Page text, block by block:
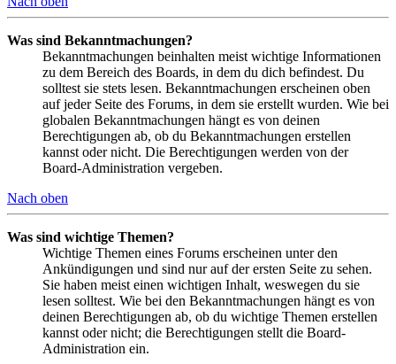
Was sind Bekanntmachungen?
Bekanntmachungen beinhalten meist wichtige Informationen
zu dem Bereich des Boards, in dem du dich befindest. Du
solltest sie stets lesen. Bekanntmachungen erscheinen oben
auf jeder Seite des Forums, in dem sie erstellt wurden. Wie bei
globalen Bekanntmachungen hängt es von deinen
Berechtigungen ab, ob du Bekanntmachungen erstellen
kannst oder nicht. Die Berechtigungen werden von der
Board-Administration vergeben.
Nach oben
Was sind wichtige Themen?
Wichtige Themen eines Forums erscheinen unter den
Ankündigungen und sind nur auf der ersten Seite zu sehen.
Sie haben meist einen wichtigen Inhalt, weswegen du sie
lesen solltest. Wie bei den Bekanntmachungen hängt es von
deinen Berechtigungen ab, ob du wichtige Themen erstellen
kannst oder nicht; die Berechtigungen stellt die Board-
Administration ein.